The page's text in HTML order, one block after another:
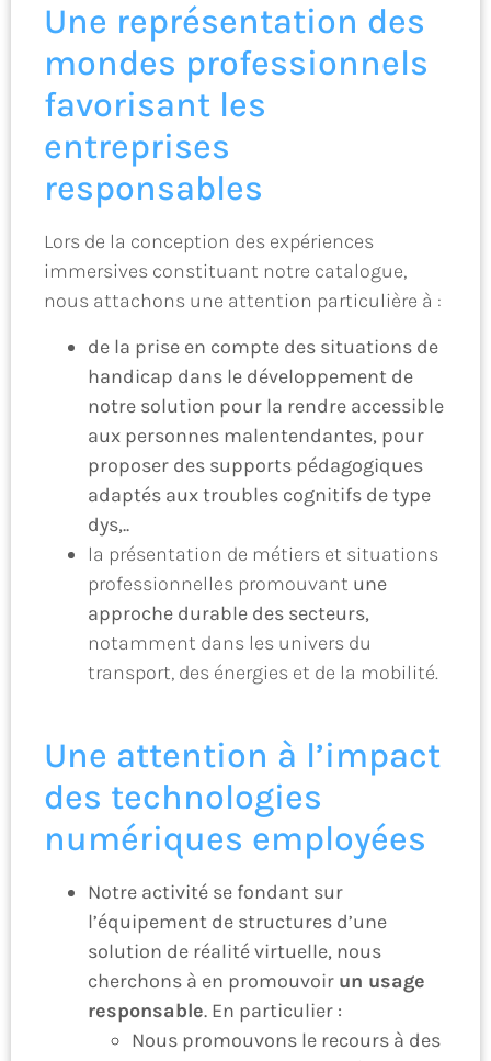
Une représentation des
mondes professionnels
favorisant les
entreprises
responsables
Lors de la conception des expériences
immersives constituant notre catalogue,
nous attachons une attention particulière à :
de la prise en compte des situations de
handicap dans le développement de
notre solution pour la rendre accessible
aux personnes malentendantes, pour
proposer des supports pédagogiques
adaptés aux troubles cognitifs de type
dys,..
la présentation de métiers et situations
professionnelles promouvant une
approche durable des secteurs,
notamment dans les univers du
transport, des énergies et de la mobilité.
Une attention à l’impact
des technologies
numériques employées
Notre activité se fondant sur
l’équipement de structures d’une
solution de réalité virtuelle, nous
cherchons à en promouvoir un usage
responsable. En particulier :
Nous promouvons le recours à des